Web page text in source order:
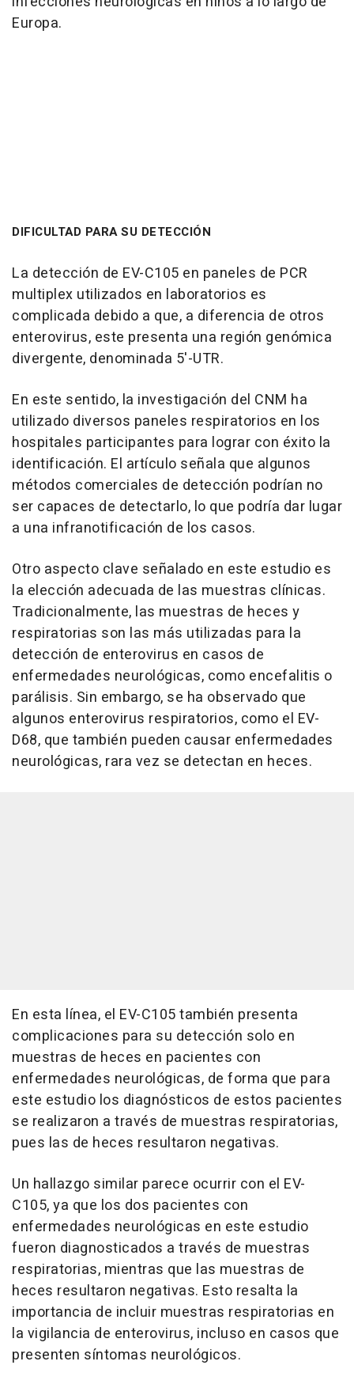
Europa.
DIFICULTAD PARA SU DETECCIÓN
La detección de EV-C105 en paneles de PCR
multiplex utilizados en laboratorios es
complicada debido a que, a diferencia de otros
enterovirus, este presenta una región genómica
divergente, denominada 5'-UTR.
En este sentido, la investigación del CNM ha
utilizado diversos paneles respiratorios en los
hospitales participantes para lograr con éxito la
identificación. El artículo señala que algunos
métodos comerciales de detección podrían no
ser capaces de detectarlo, lo que podría dar lugar
a una infranotificación de los casos.
Otro aspecto clave señalado en este estudio es
la elección adecuada de las muestras clínicas.
Tradicionalmente, las muestras de heces y
respiratorias son las más utilizadas para la
detección de enterovirus en casos de
enfermedades neurológicas, como encefalitis o
parálisis. Sin embargo, se ha observado que
algunos enterovirus respiratorios, como el EV-
D68, que también pueden causar enfermedades
neurológicas, rara vez se detectan en heces.
En esta línea, el EV-C105 también presenta
complicaciones para su detección solo en
muestras de heces en pacientes con
enfermedades neurológicas, de forma que para
este estudio los diagnósticos de estos pacientes
se realizaron a través de muestras respiratorias,
pues las de heces resultaron negativas.
Un hallazgo similar parece ocurrir con el EV-
C105, ya que los dos pacientes con
enfermedades neurológicas en este estudio
fueron diagnosticados a través de muestras
respiratorias, mientras que las muestras de
heces resultaron negativas. Esto resalta la
importancia de incluir muestras respiratorias en
la vigilancia de enterovirus, incluso en casos que
presenten síntomas neurológicos.